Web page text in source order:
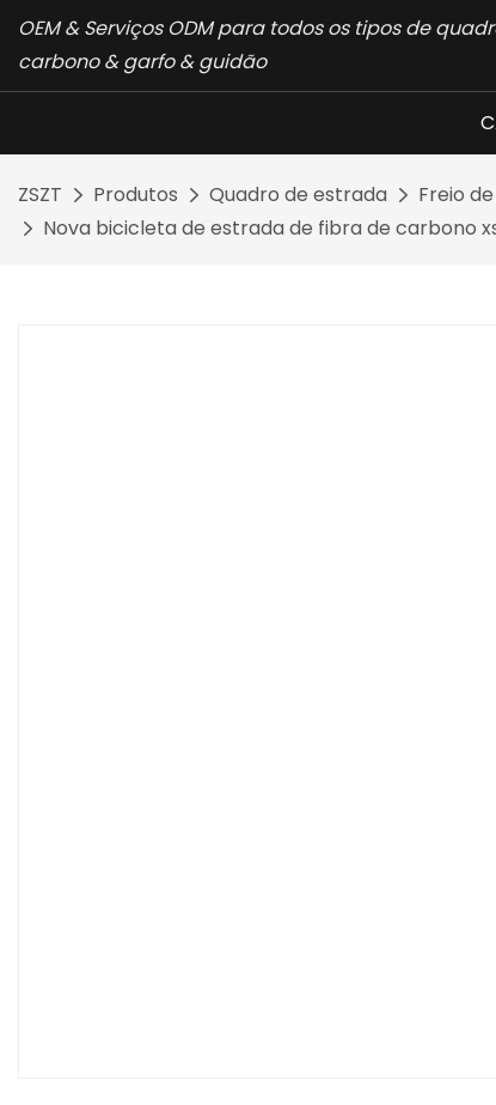
OEM & Serviços ODM para todos os tipos de
carbono & garfo & guidão
ZSZT Produtos Quadro de estrada
Freio
Nova bicicleta de estrada de fibra de carbono